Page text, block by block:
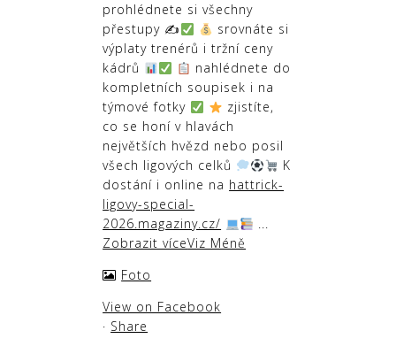
prohlédnete si všechny
přestupy ✍
srovnáte si
výplaty trenérů i tržní ceny
kádrů
nahlédnete do
kompletních soupisek i na
týmové fotky
zjistíte,
co se honí v hlavách
největších hvězd nebo posil
všech ligových celků
K
dostání i online na hattrick-
ligovy-special-
2026.magaziny.cz/
...
Zobrazit víceViz Méně
Foto
View on Facebook
· Share